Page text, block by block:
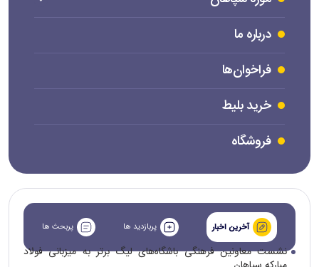
درباره ما
فراخوان‌ها
خرید بلیط
فروشگاه
آخرین اخبار پربازدید ها پربحث ها
نشست معاونین فرهنگی باشگاه‌های لیگ برتر به میزبانی فولاد